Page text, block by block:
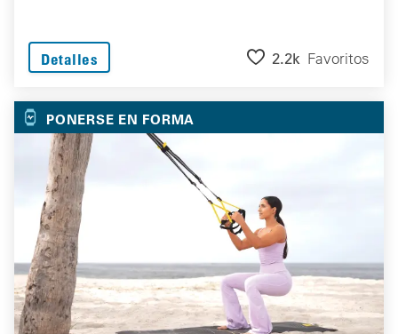
Detalles 2.2k Favoritos
PONERSE EN FORMA